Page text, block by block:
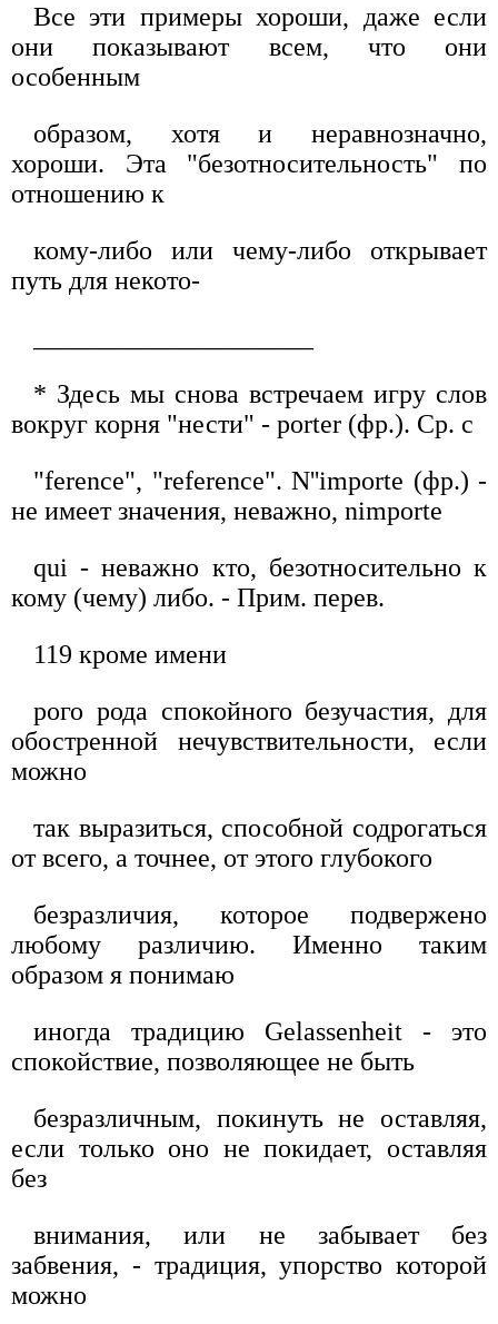
Все эти примеры хороши, даже если
они показывают всем, что они
особенным
образом, хотя и неравнозначно,
хороши. Эта "безотносительность" по
отношению к
кому-либо или чему-либо открывает
путь для некото-
* Здесь мы снова встречаем игру слов
вокруг корня "нести" - porter (фр.). Ср. с
"ference", "reference". N''importe (фр.) -
не имеет значения, неважно, nimporte
qui - неважно кто, безотносительно к
кому (чему) либо. - Прим. перев.
119 кроме имени
рого рода спокойного безучастия, для
обостренной нечувствительности, если
можно
так выразиться, способной содрогаться
от всего, а точнее, от этого глубокого
безразличия, которое подвержено
любому различию. Именно таким
образом я понимаю
иногда традицию Gelassenheit - это
спокойствие, позволяющее не быть
безразличным, покинуть не оставляя,
если только оно не покидает, оставляя
без
внимания, или не забывает без
забвения, - традиция, упорство которой
можно